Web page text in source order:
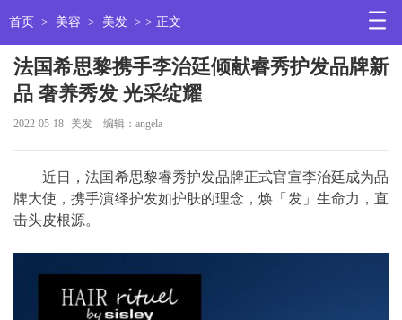
首页 > 美容 > 美发 > > 正文
法国希思黎携手李治廷倾献睿秀护发品牌新
品 奢养秀发 光采绽耀
2022-05-18 美发 编辑：angela
近日，法国希思黎睿秀护发品牌正式官宣李治廷成为品
牌大使，携手演绎护发如护肤的理念，焕「发」生命力，直
击头皮根源。